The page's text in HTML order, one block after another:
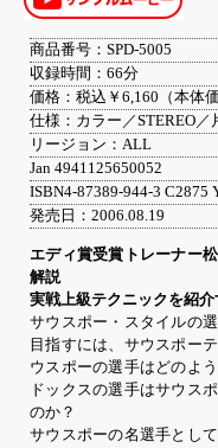
商品番号：SPD-5005
収録時間：66分
価格：税込￥6,160（本体
仕様：カラー／STEREO／
リージョン：ALL
Jan 4941125650052
ISBN4-87389-944-3 C2875
発売日：2006.08.19
エディ賞受賞トレーナー
解説
実戦上級テクニックを紹介
サウスポー・スタイルの
目指すには、サウスポー
ウスポーの選手はどのよ
ドックスの選手はサウス
のか？
サウスポーの名選手とし